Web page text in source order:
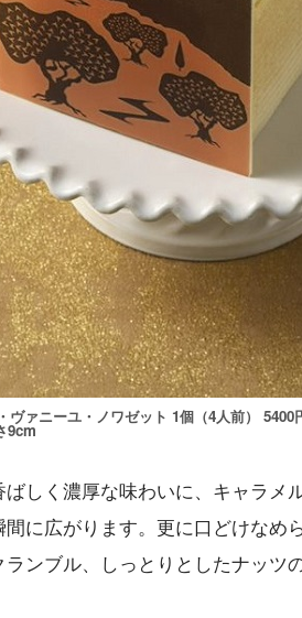
ヴァニーユ・ノワゼット 1個（4人前） 5400
9cm
しく濃厚な味わいに、キャラメ
間に広がります。更に口どけな
ンブル、しっとりとしたナッツ